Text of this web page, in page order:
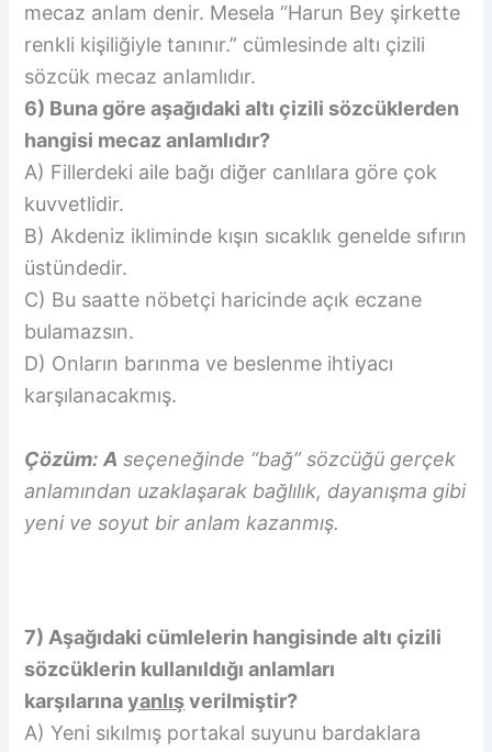
mecaz anlam denir. Mesela “Harun Bey şirkette
renkli kişiliğiyle tanınır.” cümlesinde altı çizili
sözcük mecaz anlamlıdır.
6) Buna göre aşağıdaki altı çizili sözcüklerden
hangisi mecaz anlamlıdır?
A) Fillerdeki aile bağı diğer canlılara göre çok
kuvvetlidir.
B) Akdeniz ikliminde kışın sıcaklık genelde sıfırın
üstündedir.
C) Bu saatte nöbetçi haricinde açık eczane
bulamazsın.
D) Onların barınma ve beslenme ihtiyacı
karşılanacakmış.
Çözüm: A seçeneğinde “bağ” sözcüğü gerçek
anlamından uzaklaşarak bağlılık, dayanışma gibi
yeni ve soyut bir anlam kazanmış.
7) Aşağıdaki cümlelerin hangisinde altı çizili
sözcüklerin kullanıldığı anlamları
karşılarınayanlışverilmiştir?
A) Yeni sıkılmış portakal suyunu bardaklara